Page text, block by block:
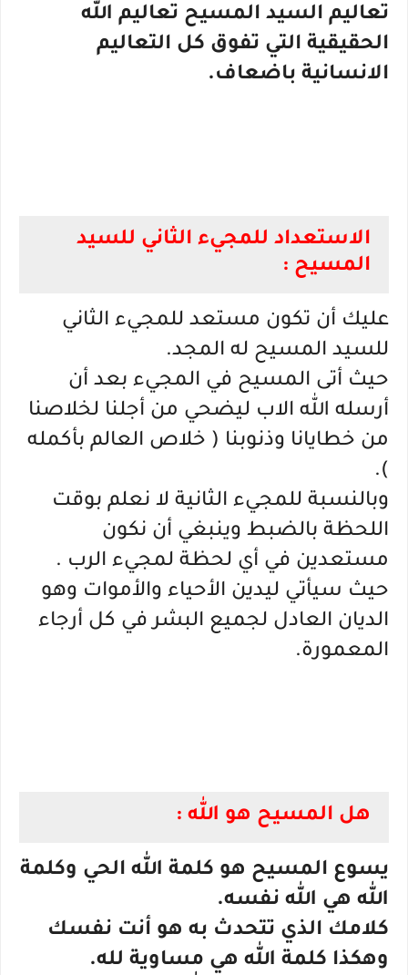
تعاليم السيد المسيح تعاليم الله
الحقيقية التي تفوق كل التعاليم
الانسانية باضعاف.
الاستعداد للمجيء الثاني للسيد
المسيح :
عليك أن تكون مستعد للمجيء الثاني
للسيد المسيح له المجد.
حيث أتى المسيح في المجيء بعد أن
أرسله الله الاب ليضحي من أجلنا لخلاصنا
من خطايانا وذنوبنا ( خلاص العالم بأكمله
).
وبالنسبة للمجيء الثانية لا نعلم بوقت
اللحظة بالضبط وينبغي أن نكون
مستعدين في أي لحظة لمجيء الرب .
حيث سيأتي ليدين الأحياء والأموات وهو
الديان العادل لجميع البشر في كل أرجاء
المعمورة.
هل المسيح هو الله :
يسوع المسيح هو كلمة الله الحي وكلمة
الله هي الله نفسه.
كلامك الذي تتحدث به هو أنت نفسك
وهكذا كلمة الله هي مساوية لله.